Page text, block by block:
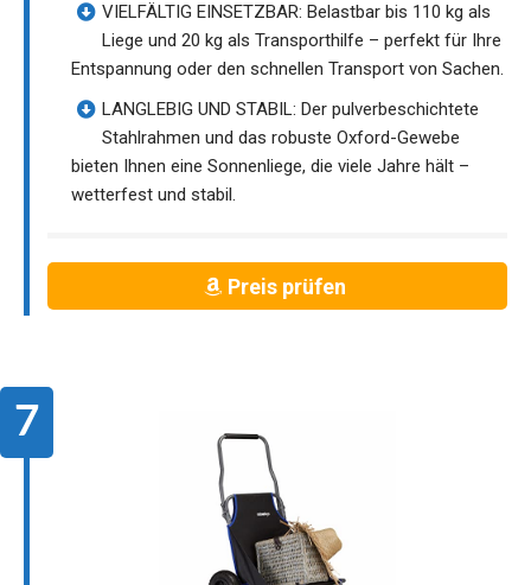
VIELFÄLTIG EINSETZBAR: Belastbar bis 110 kg als
Liege und 20 kg als Transporthilfe – perfekt für Ihre
Entspannung oder den schnellen Transport von Sachen.
LANGLEBIG UND STABIL: Der pulverbeschichtete
Stahlrahmen und das robuste Oxford-Gewebe
bieten Ihnen eine Sonnenliege, die viele Jahre hält –
wetterfest und stabil.
Preis prüfen